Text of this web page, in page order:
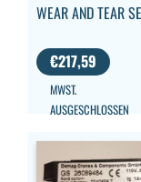
WEAR AND TEAR
€217,59
MWST.
AUSGESCHLOSSEN